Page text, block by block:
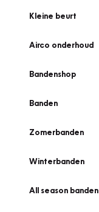
Kleine beurt
Airco onderhoud
Bandenshop
Banden
Zomerbanden
Winterbanden
All season banden